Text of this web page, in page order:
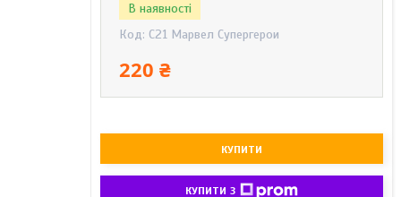
В наявності
Код: C21 Марвел Супергерои
220 ₴
КУПИТИ
КУПИТИ З